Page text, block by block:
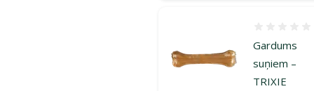
Gardums
suņiem –
TRIXIE